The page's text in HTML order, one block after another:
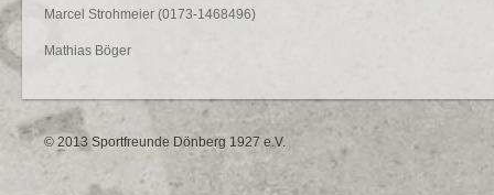
Marcel Strohmeier (0173-1468496)
Mathias Böger
© 2013 Sportfreunde Dönberg 1927 e.V.